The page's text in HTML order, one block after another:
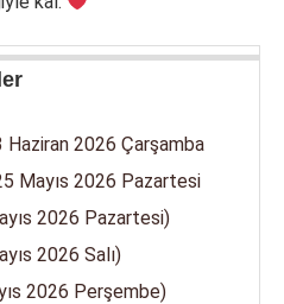
Haziran 2026 Çarşamba
Mayıs 2026 Pazartesi
2026 Pazartesi)
2026 Salı)
2026 Perşembe)